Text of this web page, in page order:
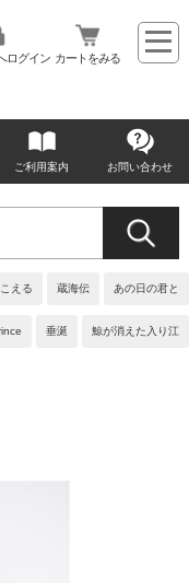
ログイン カートをみる
ご利用案内 お問い合わせ
える 蔵海伝 あの日の君と
垂涎 鯨が消えた入り江